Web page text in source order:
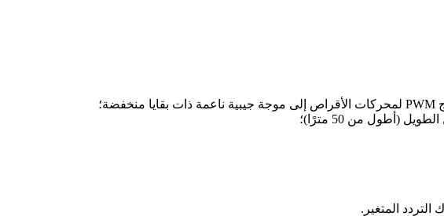
(أطول من 50 مترًا)؛
المتغير.